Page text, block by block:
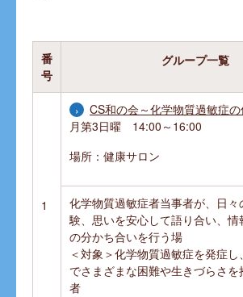
番
号
グループ一覧
1
CS和の会～化学物質過敏症の
月第3日曜 14:00～16:00
場所：健康サロン
化学物質過敏症者当事者が、日
験、思いを安心して語り合い、情
の分かち合いを行う場
＜対象＞化学物質過敏症を発症
でさまざまな困難や生きづらさ
者